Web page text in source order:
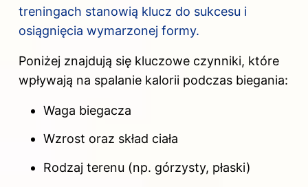
treningach stanowią klucz do sukcesu i
osiągnięcia wymarzonej formy.
Poniżej znajdują się kluczowe czynniki, które
wpływają na spalanie kalorii podczas biegania:
Waga biegacza
Wzrost oraz skład ciała
Rodzaj terenu (np. górzysty, płaski)